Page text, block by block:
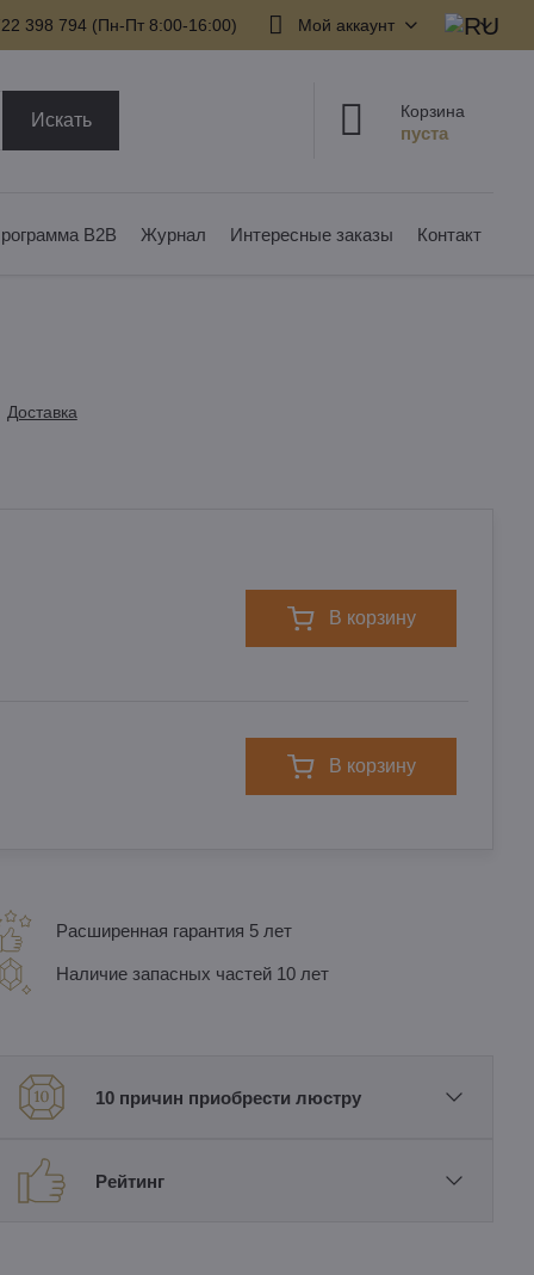
398 794​ (Пн-Пт 8:00-16:00) Мой аккаунт
Искать Корзина
B2B Журнал Интересные заказы Контакт
Доставка
в корзину
в корзину
Расширенная гарантия 5 лет
Наличие запасных частей 10 лет
10 причин приобрести люстру
Рейтинг